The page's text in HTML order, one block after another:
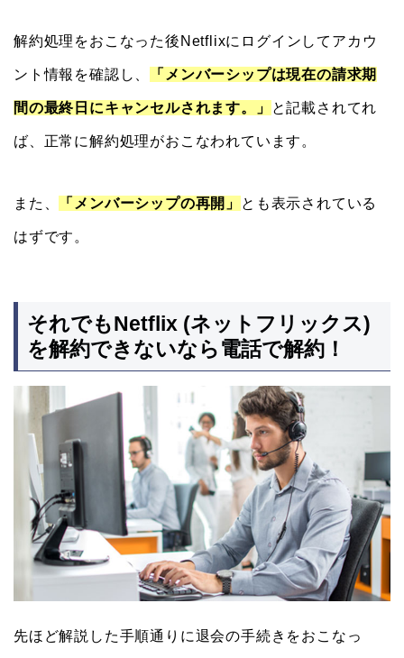
解約処理をおこなった後Netflixにログインしてアカウ
ント情報を確認し、 「メンバーシップは現在の請求期
間の最終日にキャンセルされます。」 と記載されてれ
ば、正常に解約処理がおこなわれています。
また、 「メンバーシップの再開」 とも表示されている
はずです。
それでもNetflix (ネットフリックス)
を解約できないなら電話で解約！
先ほど解説した手順通りに退会の手続きをおこなっ